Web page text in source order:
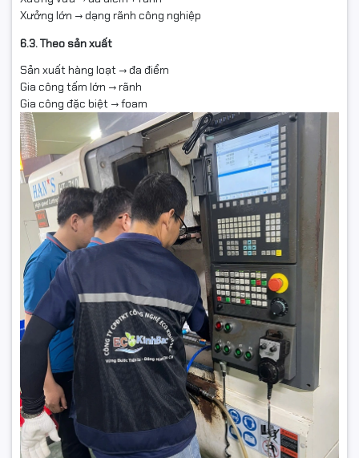
Xưởng lớn → dạng rãnh công nghiệp
6.3. Theo sản xuất
Sản xuất hàng loạt → đa điểm
Gia công tấm lớn → rãnh
Gia công đặc biệt → foam